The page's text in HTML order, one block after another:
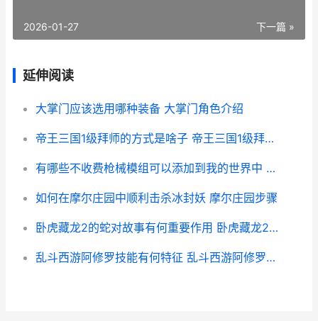
下一篇 »
2026-01-27
延伸阅读
大掌门应该选用哪种装备 大掌门角色介绍
帝王三国1级拜师的方式是啥子 帝王三国1级拜师怎么玩
有哪些不收费枪械模组可以添加到我的世界中 没有不收费的吗
如何在摩尔庄园中顺利击杀冰封妖 摩尔庄园步骤
卧虎藏龙2的蛇对故事有何重要作用 卧虎藏龙2演员
乱斗西游阿修罗技能有何特征 乱斗西游阿修罗阵容